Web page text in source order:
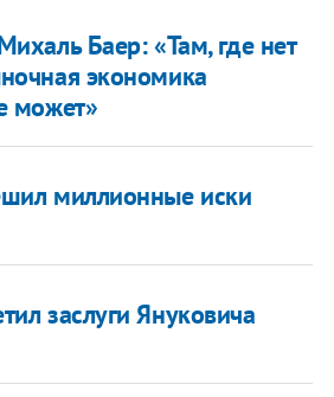
Баер: «Там, где нет
экономика
может»
миллионные иски
заслуги Януковича